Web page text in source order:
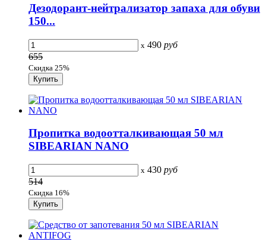
Дезодорант-нейтрализатор запаха для обуви
150...
x 490 руб
655
Скидка 25%
Пропитка водоотталкивающая 50 мл
SIBEARIAN NANO
x 430 руб
514
Скидка 16%